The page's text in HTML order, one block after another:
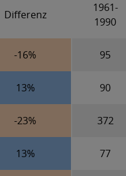
Differenz
1961-
1990
-16% 95
13% 90
-23% 372
13% 77